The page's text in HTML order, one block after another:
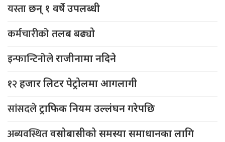
यस्ताछन् १ वर्षे उपलब्धी
कर्मचारीकोतलब बढ्यो
इन्फान्टिनोलेराजीनामा नदिने
१२हजार लिटर पेट्रोलमा आगलागी
सांसदलेट्राफिक नियम उल्लंघन गरेपछि
अब्यवस्थितवसोबासीको समस्या समाधानका लागि